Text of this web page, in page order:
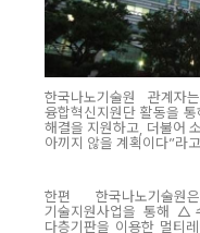
한국나노기술원 관계자
융합혁신지원단 활동을
해결을 지원하고, 더불어
아끼지 않을 계획이다”라
한편 한국나노기술
기술지원사업을 통해 △
다층기판을 이용한 멀티